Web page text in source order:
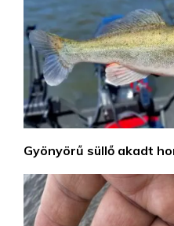
Gyönyörű süllő akadt